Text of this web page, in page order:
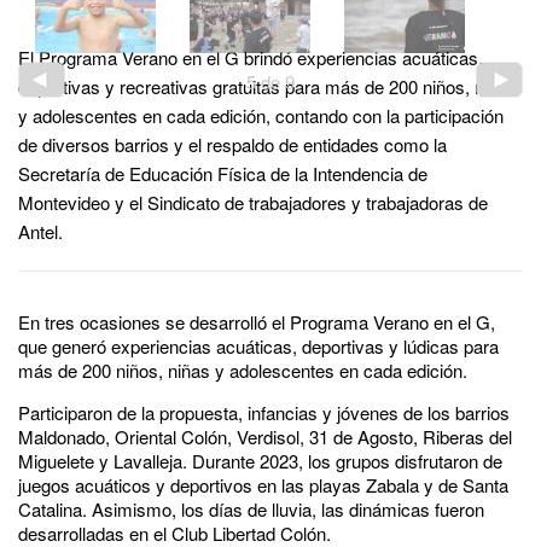
5de9
El Programa Verano en el G brindó experiencias acuáticas,
deportivas y recreativas gratuitas para más de 200 niños, niñas
y adolescentes en cada edición, contando con la participación
de diversos barrios y el respaldo de entidades como la
Secretaría de Educación Física de la Intendencia de
Montevideo y el Sindicato de trabajadores y trabajadoras de
Antel.
En tres ocasiones se desarrolló el Programa Verano en el G,
que generó experiencias acuáticas, deportivas y lúdicas para
más de 200 niños, niñas y adolescentes en cada edición.
Participaron de la propuesta, infancias y jóvenes de los barrios
Maldonado, Oriental Colón, Verdisol, 31 de Agosto, Riberas del
Miguelete y Lavalleja. Durante 2023, los grupos disfrutaron de
juegos acuáticos y deportivos en las playas Zabala y de Santa
Catalina. Asimismo, los días de lluvia, las dinámicas fueron
desarrolladas en el Club Libertad Colón.